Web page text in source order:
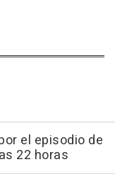
el episodio de
22 horas